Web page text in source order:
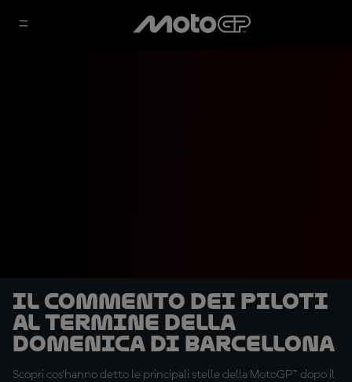
Il commento dei piloti
al termine della
domenica di Barcellona
Scopri cos'hanno detto le principali stelle della MotoGP™ dopo il